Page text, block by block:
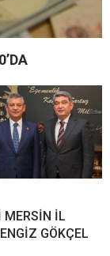
MERSİN İL
GÖKÇEL